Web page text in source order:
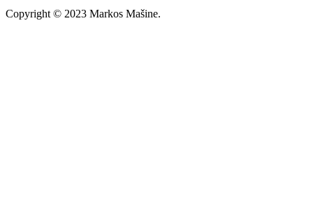
Copyright © 2023 Markos Mašine.